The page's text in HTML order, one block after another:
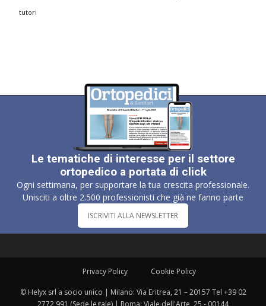
tutori
Le tematiche di interesse per il settore
ortopedico a portata di click
Ogni settimana, per supportare la tua crescita professionale.
Unisciti a oltre 2.500 professionisti che già ne fanno parte
ISCRIVITI ALLA NEWSLETTER
Privacy Policy Cookie Policy
© Helyx srl a socio unico | Milano: Via Eritrea, 21 – 20157 Tel +39 02
2772 991 (Sede legale) | Roma: Viale dell'Arte, 25 - 00144